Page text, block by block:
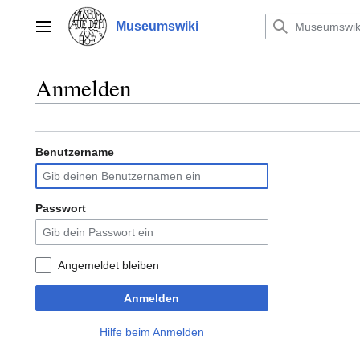
springenHauptmenü Museumswiki
Anmelden
Benutzername
Passwort
Angemeldet bleiben
Anmelden
Hilfe beim Anmelden